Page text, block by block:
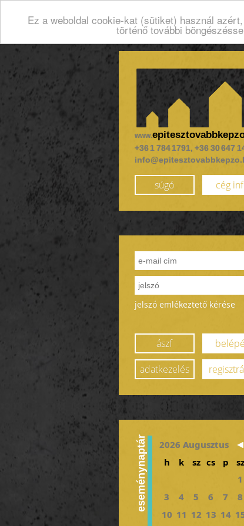
Ez a weboldal cookie-kat (sütiket) használ
történő további
www.
+36 1 784 1791, +36 30 647
súgó cég
jelszó emlékeztető kérése
ászf
adatkezelés
eseménynaptár
2026 Augusztus
h
k sz cs p sz
1
3
4 5 6 7 8
10 11 12 13 14